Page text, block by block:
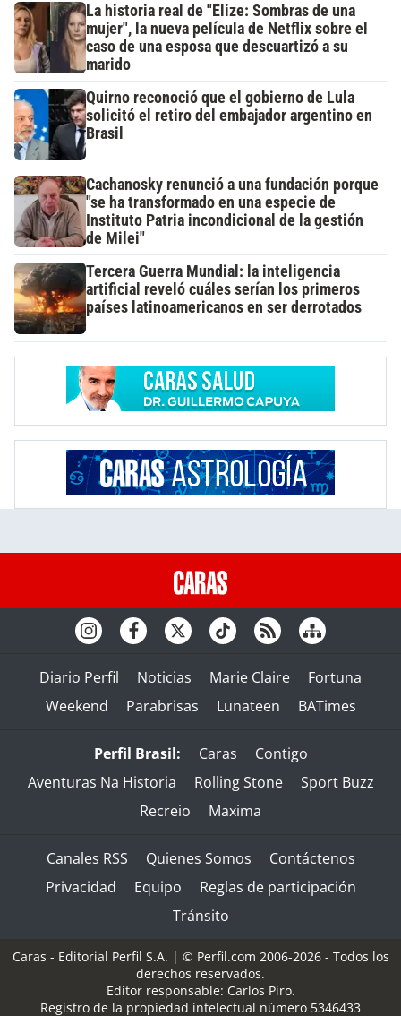
La historia real de "Elize: Sombras de una
mujer", la nueva película de Netflix sobre el
caso de una esposa que descuartizó a su
marido
Quirno reconoció que el gobierno de Lula
solicitó el retiro del embajador argentino en
Brasil
Cachanosky renunció a una fundación porque
"se ha transformado en una especie de
Instituto Patria incondicional de la gestión
de Milei"
Tercera Guerra Mundial: la inteligencia
artificial reveló cuáles serían los primeros
países latinoamericanos en ser derrotados
Diario Perfil Noticias Marie Claire
Fortuna
Weekend
Parabrisas Lunateen BATimes
Perfil Brasil: Caras
Contigo
Aventuras Na Historia
Rolling Stone
Sport Buzz
Recreio
Maxima
Canales RSS Quienes Somos
Contáctenos
Privacidad
Equipo
Reglas de participación
Tránsito
Caras - Editorial Perfil S.A. | © Perfil.com 2006-2026 - Todos los
derechos reservados.
Editor responsable: Carlos Piro.
Registro de la propiedad intelectual número 5346433